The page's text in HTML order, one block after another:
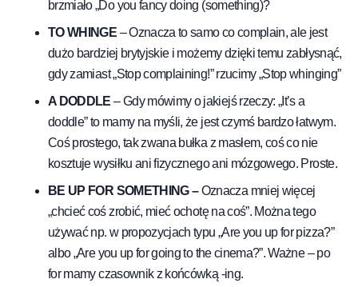
brzmiało „Do you fancy doing (something)?
TO WHINGE – Oznacza to samo co complain, ale jest
dużo bardziej brytyjskie i możemy dzięki temu zabłysnąć,
gdy zamiast „Stop complaining!” rzucimy „Stop whinging”
A DODDLE – Gdy mówimy o jakiejś rzeczy: „It’s a
doddle” to mamy na myśli, że jest czymś bardzo łatwym.
Coś prostego, tak zwana bułka z masłem, coś co nie
kosztuje wysiłku ani fizycznego ani mózgowego. Proste.
BE UP FOR SOMETHING –Oznacza mniej więcej
„chcieć coś zrobić, mieć ochotę na coś”. Można tego
używać np. w propozycjach typu „Are you up for pizza?”
albo „Are you up for going to the cinema?”. Ważne – po
for mamy czasownik z końcówką -ing.